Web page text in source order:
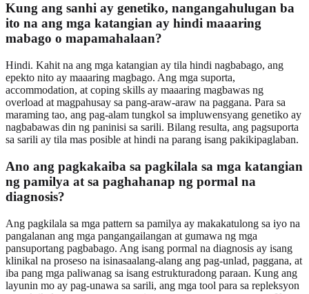
Kung ang sanhi ay genetiko, nangangahulugan ba
ito na ang mga katangian ay hindi maaaring
mabago o mapamahalaan?
Hindi. Kahit na ang mga katangian ay tila hindi nagbabago, ang
epekto nito ay maaaring magbago. Ang mga suporta,
accommodation, at coping skills ay maaaring magbawas ng
overload at magpahusay sa pang-araw-araw na paggana. Para sa
maraming tao, ang pag-alam tungkol sa impluwensyang genetiko ay
nagbabawas din ng paninisi sa sarili. Bilang resulta, ang pagsuporta
sa sarili ay tila mas posible at hindi na parang isang pakikipaglaban.
Ano ang pagkakaiba sa pagkilala sa mga katangian
ng pamilya at sa paghahanap ng pormal na
diagnosis?
Ang pagkilala sa mga pattern sa pamilya ay makakatulong sa iyo na
pangalanan ang mga pangangailangan at gumawa ng mga
pansuportang pagbabago. Ang isang pormal na diagnosis ay isang
klinikal na proseso na isinasaalang-alang ang pag-unlad, paggana, at
iba pang mga paliwanag sa isang estrukturadong paraan. Kung ang
layunin mo ay pag-unawa sa sarili, ang mga tool para sa repleksyon